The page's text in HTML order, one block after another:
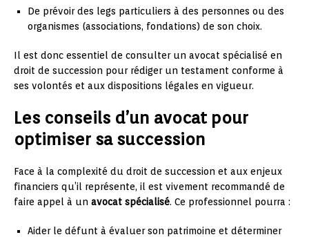
De prévoir des legs particuliers à des personnes ou des
organismes (associations, fondations) de son choix.
Il est donc essentiel de consulter un avocat spécialisé en
droit de succession pour rédiger un testament conforme à
ses volontés et aux dispositions légales en vigueur.
Les conseils d’un avocat pour
optimiser sa succession
Face à la complexité du droit de succession et aux enjeux
financiers qu’il représente, il est vivement recommandé de
faire appel à un avocat spécialisé. Ce professionnel pourra :
Aider le défunt à évaluer son patrimoine et déterminer